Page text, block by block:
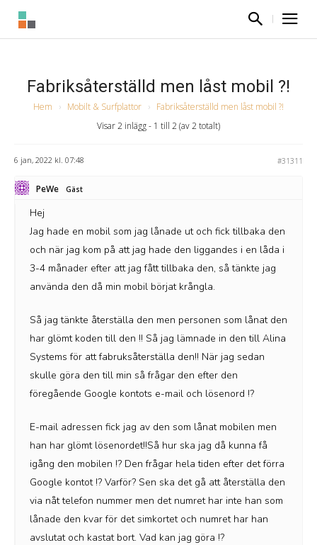
Fabriksåterställd men låst mobil ?!
Hem › Mobilt & Surfplattor › Fabriksåterställd men låst mobil ?!
Visar 2 inlägg - 1 till 2 (av 2 totalt)
6 jan, 2022 kl. 07:48 #31311
PeWe Gäst
Hej
Jag hade en mobil som jag lånade ut och fick tillbaka den
och när jag kom på att jag hade den liggandes i en låda i
3-4 månader efter att jag fått tillbaka den, så tänkte jag
använda den då min mobil börjat krångla.
Så jag tänkte återställa den men personen som lånat den
har glömt koden till den !! Så jag lämnade in den till Alina
Systems för att fabruksåterställa den!! När jag sedan
skulle göra den till min så frågar den efter den
föregående Google kontots e-mail och lösenord !?
E-mail adressen fick jag av den som lånat mobilen men
han har glömt lösenordet!!Så hur ska jag då kunna få
igång den mobilen !? Den frågar hela tiden efter det förra
Google kontot !? Varför? Sen ska det gå att återställa den
via nåt telefon nummer men det numret har inte han som
lånade den kvar för det simkortet och numret har han
avslutat och kastat bort. Vad kan jag göra !?